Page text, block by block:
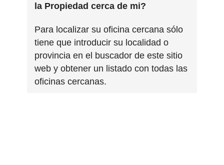
la Propiedad cerca de mi?
Para localizar su oficina cercana sólo
tiene que introducir su localidad o
provincia en el buscador de este sitio
web y obtener un listado con todas las
oficinas cercanas.